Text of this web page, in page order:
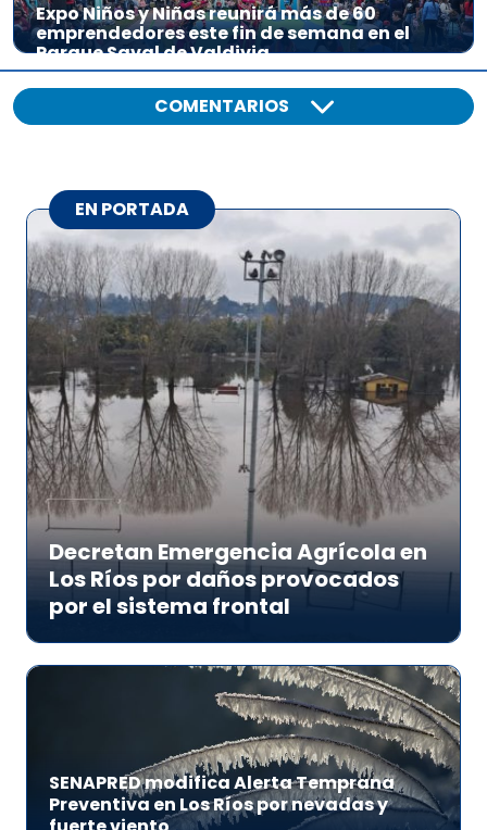
Expo Niños y Niñas reunirá más de 60
emprendedores este fin de semana en el
Parque Saval de Valdivia
COMENTARIOS
EN PORTADA
Decretan Emergencia Agrícola en
Los Ríos por daños provocados
por el sistema frontal
SENAPRED modifica Alerta Temprana
Preventiva en Los Ríos por nevadas y